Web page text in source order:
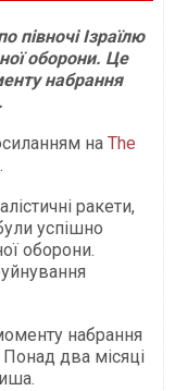
півночі Ізраїлю
оборони. Це
набрання
на The
.
ракети,
успішно
оборони.
набрання
два місяці